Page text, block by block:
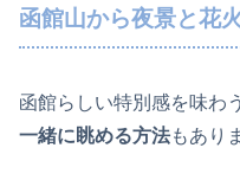
函館山から夜景と花
函館らしい特別感を味わ
一緒に眺める方法もあり